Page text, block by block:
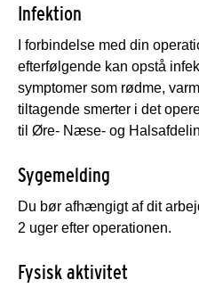
Infektion
I forbindelse med din
efterfølgende kan opstå
symptomer som rødme,
tiltagende smerter i det
til Øre- Næse- og
Sygemelding
Du bør afhængigt af dit
2 uger efter operationen.
Fysisk aktivitet